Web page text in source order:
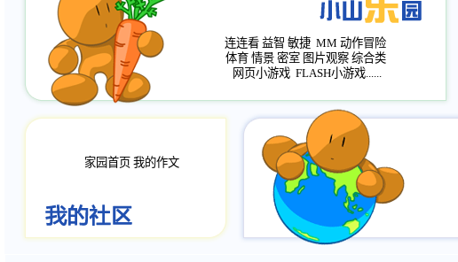
连连看 益智 敏捷 MM 动作冒险
体育 情景 密室 图片观察 综合类
网页小游戏 FLASH小游戏......
家园首页 我的作文